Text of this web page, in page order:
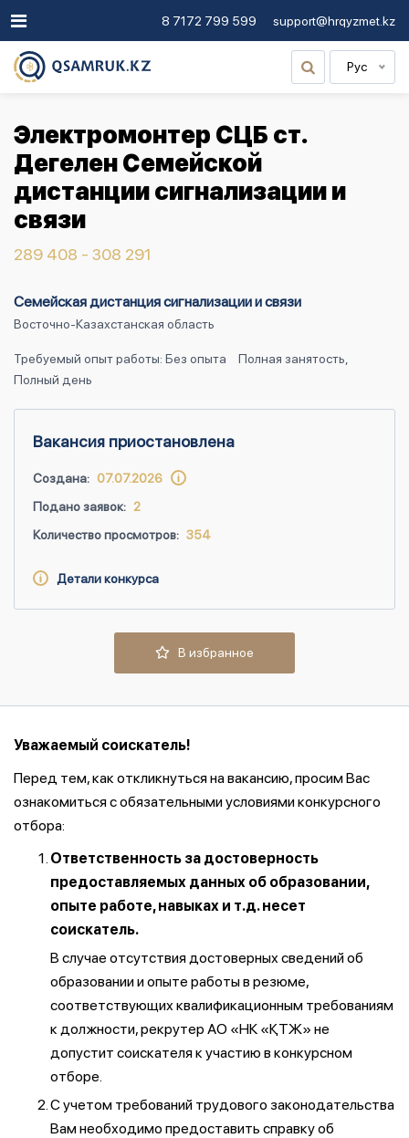
8 7172 799 599 support@hrqyzmet.kz
Рус
Электромонтер СЦБ ст.
Дегелен Семейской
дистанции сигнализации и
связи
289 408 - 308 291
Семейская дистанция сигнализации и связи
Восточно-Казахстанская область
Требуемый опыт работы: Без опыта
Полная занятость,
Полный день
Вакансия приостановлена
Создана: 07.07.2026
Подано заявок: 2
Количество просмотров: 354
Детали конкурса
В избранное
Уважаемый соискатель!
Перед тем, как откликнуться на вакансию, просим Вас
ознакомиться с обязательными условиями конкурсного
отбора:
Ответственность за достоверность
предоставляемых данных об образовании,
опыте работе, навыках и т.д. несет
соискатель.
В случае отсутствия достоверных сведений об
образовании и опыте работы в резюме,
соответствующих квалификационным требованиям
к должности, рекрутер АО «НК «ҚТЖ» не
допустит соискателя к участию в конкурсном
отборе.
С учетом требований трудового законодательства
Вам необходимо предоставить справку об